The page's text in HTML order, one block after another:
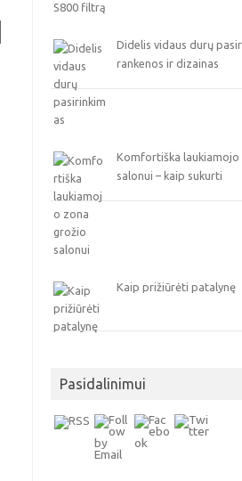
Didelis vidaus durų
rankenos ir dizainas
Komfortiška laukiamojo
salonui – kaip sukurti
Kaip prižiūrėti patalynę
Pasidalinimui